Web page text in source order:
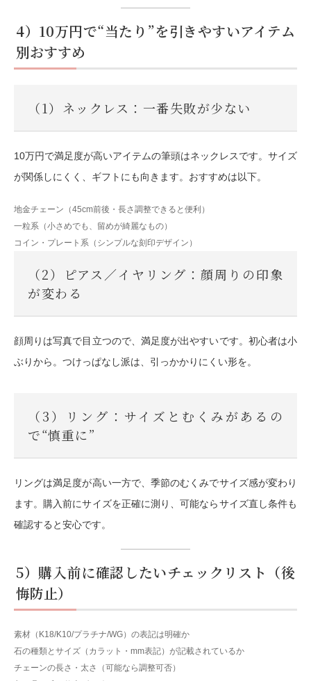
4）10万円で“当たり”を引きやすいアイテム
別おすすめ
（1）ネックレス：一番失敗が少ない
10万円で満足度が高いアイテムの筆頭はネックレスです。サイズ
が関係しにくく、ギフトにも向きます。おすすめは以下。
地金チェーン（45cm前後・長さ調整できると便利）
一粒系（小さめでも、留めが綺麗なもの）
コイン・プレート系（シンプルな刻印デザイン）
（2）ピアス／イヤリング：顔周りの印象
が変わる
顔周りは写真で目立つので、満足度が出やすいです。初心者は小
ぶりから。つけっぱなし派は、引っかかりにくい形を。
（3）リング：サイズとむくみがあるの
で“慎重に”
リングは満足度が高い一方で、季節のむくみでサイズ感が変わり
ます。購入前にサイズを正確に測り、可能ならサイズ直し条件も
確認すると安心です。
5）購入前に確認したいチェックリスト（後
悔防止）
素材（K18/K10/プラチナ/WG）の表記は明確か
石の種類とサイズ（カラット・mm表記）が記載されているか
チェーンの長さ・太さ（可能なら調整可否）